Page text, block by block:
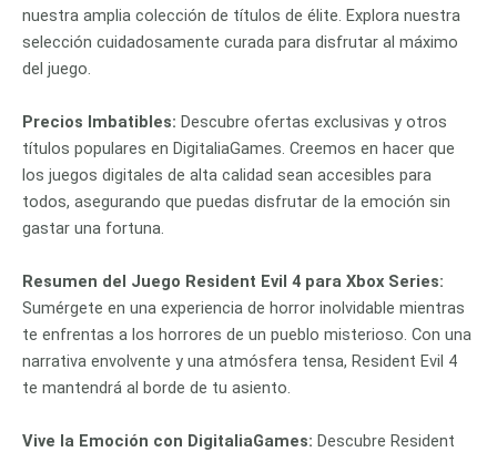
nuestra amplia colección de títulos de élite. Explora nuestra
selección cuidadosamente curada para disfrutar al máximo
del juego.
Precios Imbatibles: Descubre ofertas exclusivas y otros
títulos populares en DigitaliaGames. Creemos en hacer que
los juegos digitales de alta calidad sean accesibles para
todos, asegurando que puedas disfrutar de la emoción sin
gastar una fortuna.
Resumen del Juego Resident Evil 4 para Xbox Series:
Sumérgete en una experiencia de horror inolvidable mientras
te enfrentas a los horrores de un pueblo misterioso. Con una
narrativa envolvente y una atmósfera tensa, Resident Evil 4
te mantendrá al borde de tu asiento.
Vive la Emoción con DigitaliaGames: Descubre Resident